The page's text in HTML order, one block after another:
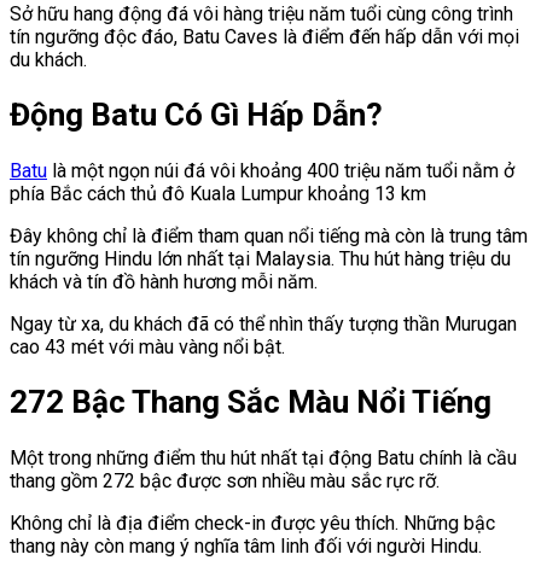
Sở hữu hang động đá vôi hàng triệu năm tuổi cùng công trình
tín ngưỡng độc đáo, Batu Caves là điểm đến hấp dẫn với mọi
du khách.
Động Batu Có Gì Hấp Dẫn?
Batu là một ngọn núi đá vôi khoảng 400 triệu năm tuổi nằm ở
phía Bắc cách thủ đô Kuala Lumpur khoảng 13 km
Đây không chỉ là điểm tham quan nổi tiếng mà còn là trung tâm
tín ngưỡng Hindu lớn nhất tại Malaysia. Thu hút hàng triệu du
khách và tín đồ hành hương mỗi năm.
Ngay từ xa, du khách đã có thể nhìn thấy tượng thần Murugan
cao 43 mét với màu vàng nổi bật.
272 Bậc Thang Sắc Màu Nổi Tiếng
Một trong những điểm thu hút nhất tại động Batu chính là cầu
thang gồm 272 bậc được sơn nhiều màu sắc rực rỡ.
Không chỉ là địa điểm check-in được yêu thích. Những bậc
thang này còn mang ý nghĩa tâm linh đối với người Hindu.